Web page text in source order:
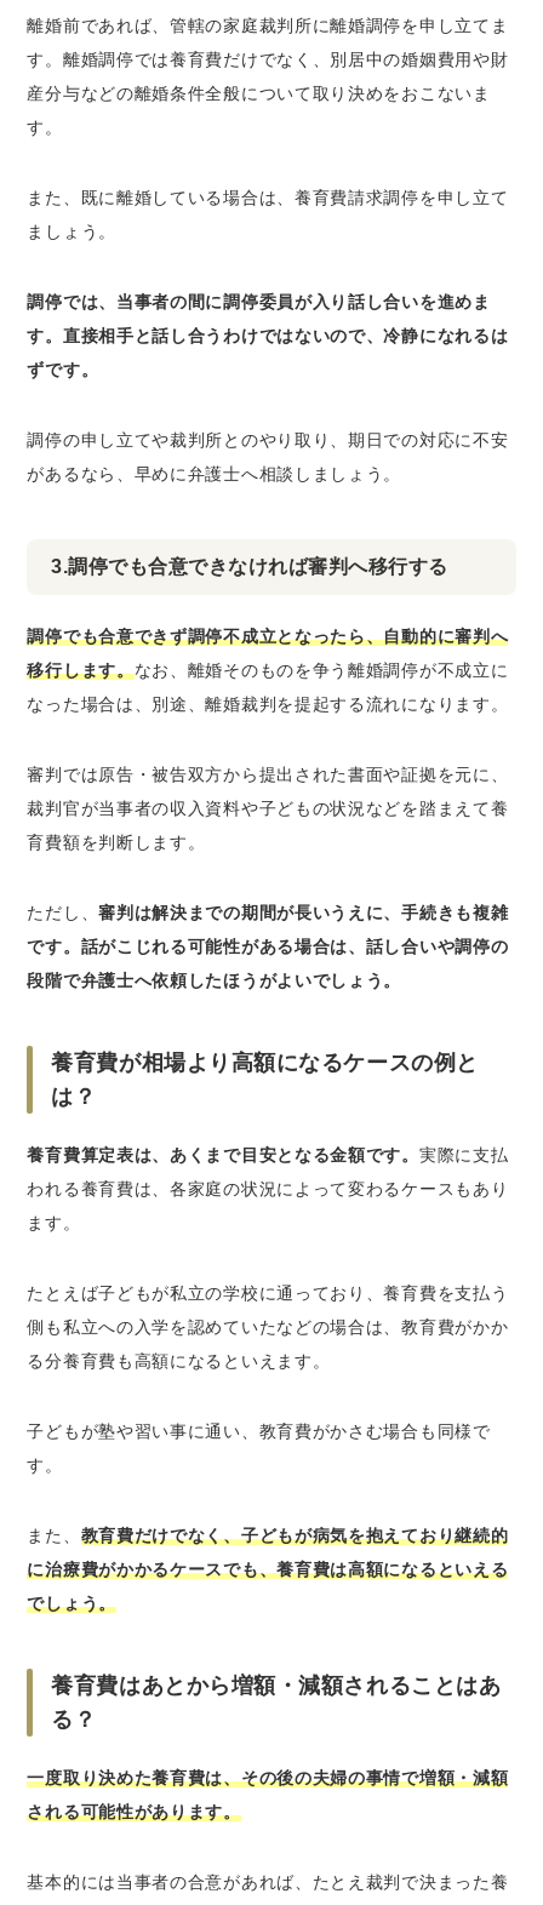
離婚前であれば、管轄の家庭裁判所に離婚調停を申し立てま
す。離婚調停では養育費だけでなく、別居中の婚姻費用や財
産分与などの離婚条件全般について取り決めをおこないま
す。
また、既に離婚している場合は、養育費請求調停を申し立て
ましょう。
調停では、当事者の間に調停委員が入り話し合いを進めま
す。直接相手と話し合うわけではないので、冷静になれるは
ずです。
調停の申し立てや裁判所とのやり取り、期日での対応に不安
があるなら、早めに弁護士へ相談しましょう。
3.調停でも合意できなければ審判へ移行する
調停でも合意できず調停不成立となったら、自動的に審判へ
移行します。なお、離婚そのものを争う離婚調停が不成立に
なった場合は、別途、離婚裁判を提起する流れになります。
審判では原告・被告双方から提出された書面や証拠を元に、
裁判官が当事者の収入資料や子どもの状況などを踏まえて養
育費額を判断します。
ただし、審判は解決までの期間が長いうえに、手続きも複雑
です。話がこじれる可能性がある場合は、話し合いや調停の
段階で弁護士へ依頼したほうがよいでしょう。
養育費が相場より高額になるケースの例と
は？
養育費算定表は、あくまで目安となる金額です。 実際に支払
われる養育費は、各家庭の状況によって変わるケースもあり
ます。
たとえば子どもが私立の学校に通っており、養育費を支払う
側も私立への入学を認めていたなどの場合は、教育費がかか
る分養育費も高額になるといえます。
子どもが塾や習い事に通い、教育費がかさむ場合も同様で
す。
また、 教育費だけでなく、子どもが病気を抱えており継続的
に治療費がかかるケースでも、養育費は高額になるといえる
でしょう。
養育費はあとから増額・減額されることはあ
る？
一度取り決めた養育費は、その後の夫婦の事情で増額・減額
される可能性があります。
基本的には当事者の合意があれば、たとえ裁判で決まった養